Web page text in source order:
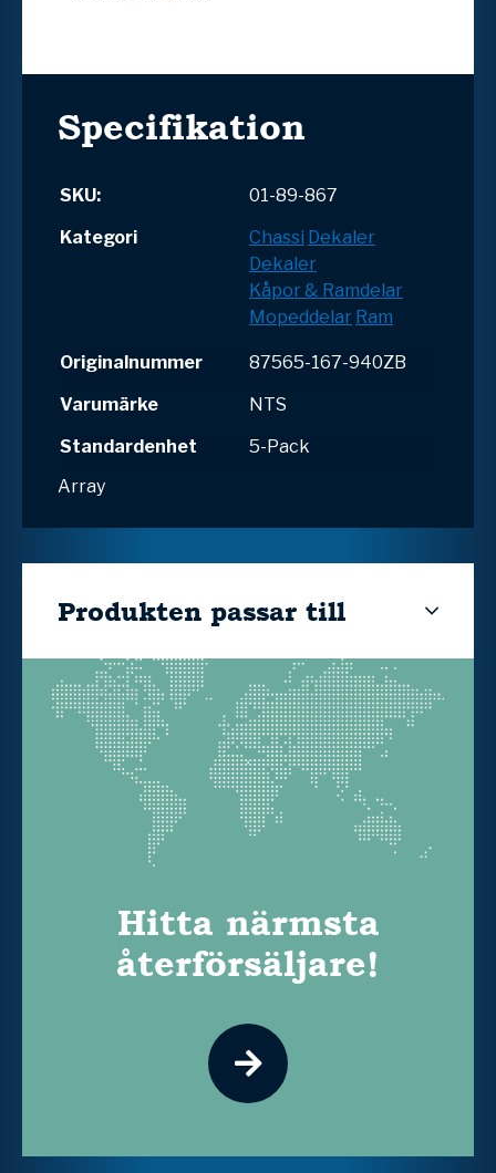
Specifikation
SKU:
01-89-867
Kategori
Chassi Dekaler
Dekaler
Kåpor & Ramdelar
Mopeddelar Ram
Originalnummer
87565-167-940ZB
Varumärke
NTS
Standardenhet
5-Pack
Array
Produkten passar till
Hitta närmsta
återförsäljare!